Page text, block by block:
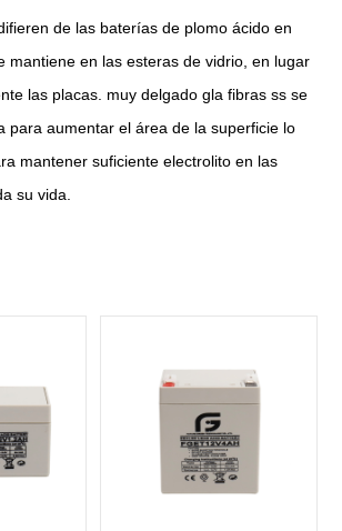
de las baterías de plomo ácido en
mantiene en las esteras de vidrio, en lugar
las placas. muy delgado gla fibras ss se
para aumentar el área de la superficie lo
mantener suficiente electrolito en las
su vida.